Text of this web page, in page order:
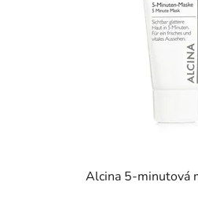
Alcina 5-minutová